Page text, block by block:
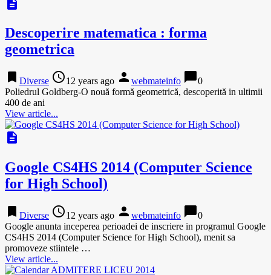
description
Descoperire matematica : forma
geometrica
bookmark Diverse access_time12 years ago person webmateinfo chat_bubble0
Poliedrul Goldberg-O nouă formă geometrică, descoperită in ultimii
400 de ani
View article...
description
Google CS4HS 2014 (Computer Science
for High School)
bookmark Diverse access_time12 years ago person webmateinfo chat_bubble0
Google anunta inceperea perioadei de inscriere in programul Google
CS4HS 2014 (Computer Science for High School), menit sa
promoveze stiintele …
View article...